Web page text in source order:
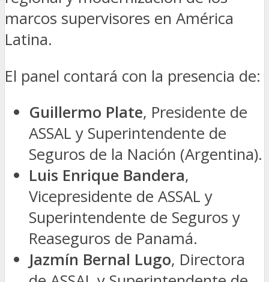
marcos supervisores en América
Latina.
El panel contará con la presencia de:
Guillermo Plate, Presidente de
ASSAL y Superintendente de
Seguros de la Nación (Argentina).
Luis Enrique Bandera,
Vicepresidente de ASSAL y
Superintendente de Seguros y
Reaseguros de Panamá.
Jazmín Bernal Lugo, Directora